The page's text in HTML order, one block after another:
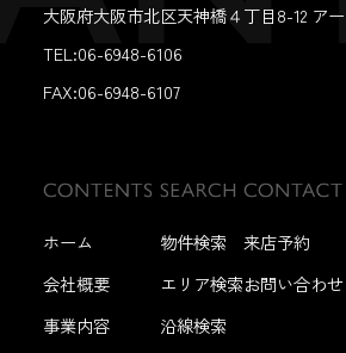
大阪府大阪市北区天神橋４丁目8-12 ア
TEL:06-6948-6106
FAX:06-6948-6107
ホーム
会社概要
事業内容
物件検索
エリア検索
沿線検索
来店予約
お問い合わせ